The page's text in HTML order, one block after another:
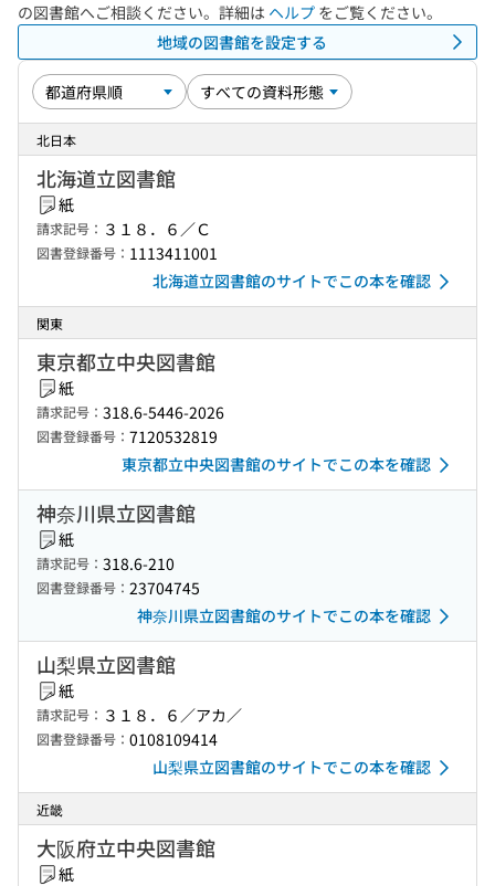
の図書館へご相談ください。詳細は ヘルプ をご覧ください。
地域の図書館を設定する
北日本
北海道立図書館
紙
請求記号： ３１８．６／Ｃ
図書登録番号： 1113411001
北海道立図書館のサイトでこの本を確認
関東
東京都立中央図書館
紙
請求記号： 318.6-5446-2026
図書登録番号： 7120532819
東京都立中央図書館のサイトでこの本を確認
神奈川県立図書館
紙
請求記号： 318.6-210
図書登録番号： 23704745
神奈川県立図書館のサイトでこの本を確認
山梨県立図書館
紙
請求記号： ３１８．６／アカ／
図書登録番号： 0108109414
山梨県立図書館のサイトでこの本を確認
近畿
大阪府立中央図書館
紙